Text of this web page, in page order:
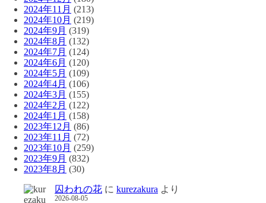
2024年11月 (213)
2024年10月 (219)
2024年9月 (319)
2024年8月 (132)
2024年7月 (124)
2024年6月 (120)
2024年5月 (109)
2024年4月 (106)
2024年3月 (155)
2024年2月 (122)
2024年1月 (158)
2023年12月 (86)
2023年11月 (72)
2023年10月 (259)
2023年9月 (832)
2023年8月 (30)
囚われの花 に kurezakura より
2026-08-05